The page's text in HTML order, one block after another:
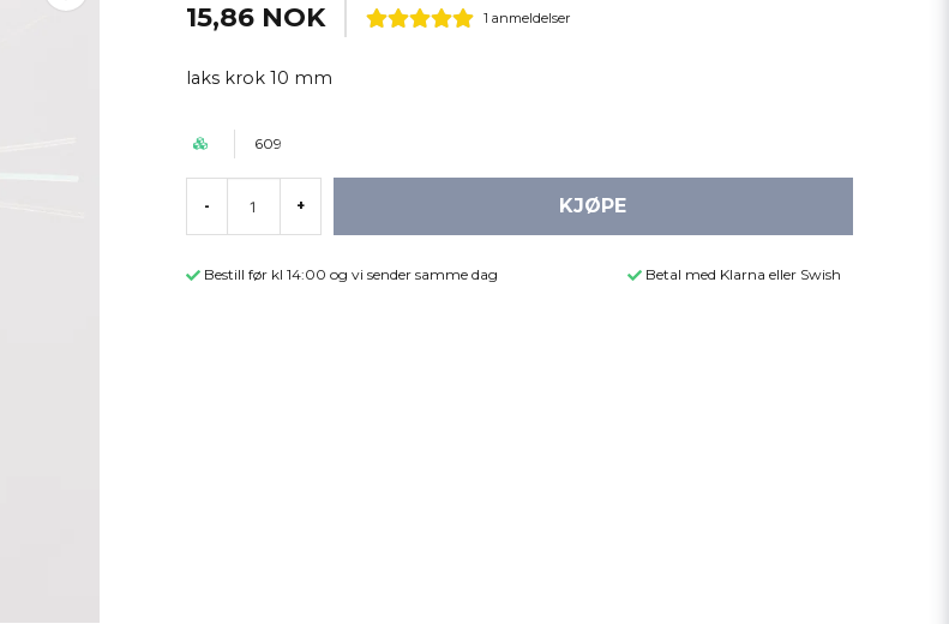
15,86 NOK 1 anmeldelser
laks krok 10 mm
609
- + KJØPE
Bestill før kl 14:00 og vi sender samme dag Betal med Klarna eller Swish